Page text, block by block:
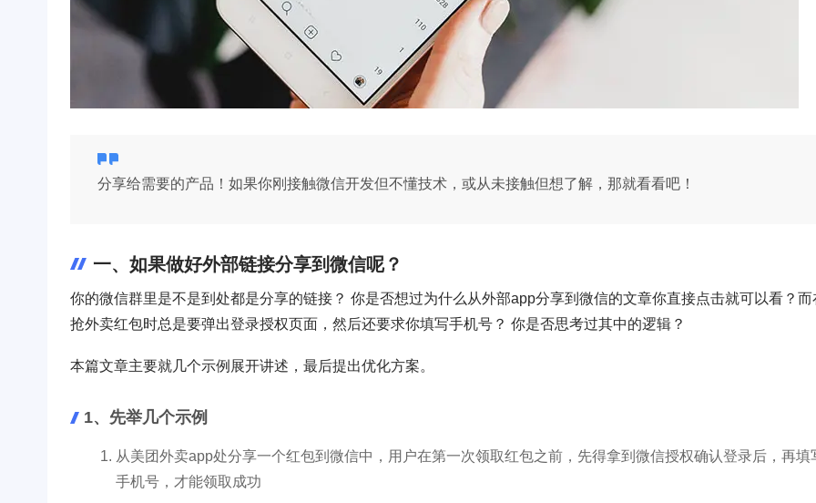
分享给需要的产品！如果你刚接触微信开发但不懂技术，或从未接触但想了解，那就看看吧！
一、如果做好外部链接分享到微信呢？
你的微信群里是不是到处都是分享的链接？ 你是否想过为什么从外部app分享到微信的文章你直接点击就可以看？而
抢外卖红包时总是要弹出登录授权页面，然后还要求你填写手机号？ 你是否思考过其中的逻辑？
本篇文章主要就几个示例展开讲述，最后提出优化方案。
1、先举几个示例
从美团外卖app处分享一个红包到微信中，用户在第一次领取红包之前，先得拿到微信授权确认登录后，再填
手机号，才能领取成功